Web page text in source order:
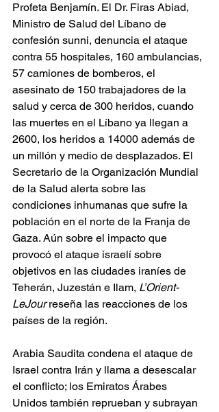
Profeta Benjamín. El Dr. Firas Abiad,
Ministro de Salud del Líbano de
confesión sunni, denuncia el ataque
contra 55 hospitales, 160 ambulancias,
57 camiones de bomberos, el
asesinato de 150 trabajadores de la
salud y cerca de 300 heridos, cuando
las muertes en el Líbano ya llegan a
2600, los heridos a 14000 además de
un millón y medio de desplazados. El
Secretario de la Organización Mundial
de la Salud alerta sobre las
condiciones inhumanas que sufre la
población en el norte de la Franja de
Gaza. Aún sobre el impacto que
provocó el ataque israelí sobre
objetivos en las ciudades iraníes de
Teherán, Juzestán e Ilam, L’Orient-
LeJour reseña las reacciones de los
países de la región.
Arabia Saudita condena el ataque de
Israel contra Irán y llama a desescalar
el conflicto; los Emiratos Árabes
Unidos también reprueban y subrayan